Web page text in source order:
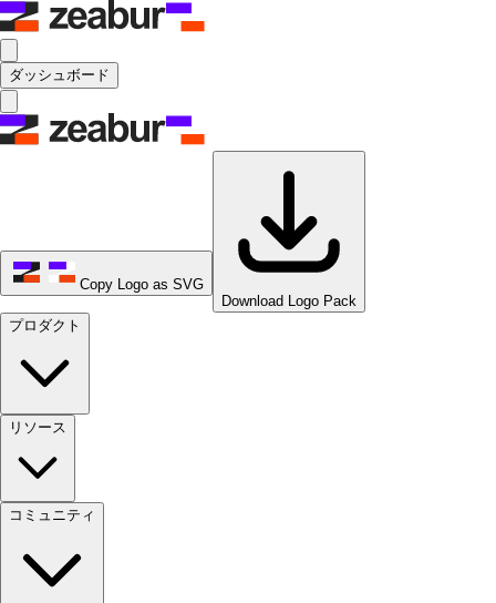
ダッシュボード
Copy Logo as SVG
Download Logo Pack
プロダクト
リソース
コミュニティ